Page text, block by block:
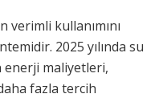
verimli kullanımını
2025 yılında su
enerji maliyetleri,
fazla tercih